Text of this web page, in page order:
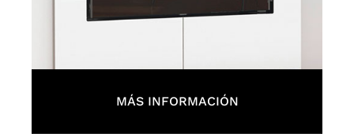
MÁS INFORMACIÓN